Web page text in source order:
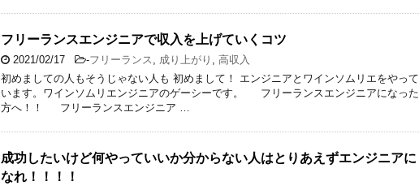
フリーランスエンジニアで収入を上げていくコツ
2021/02/17 -フリーランス , 成り上がり , 高収入
初めましての人もそうじゃない人も 初めまして！ エンジニアとワインソムリエをやって
います。ワインソムリエンジニアのゲーシーです。 フリーランスエンジニアになった
方へ！！ フリーランスエンジニア …
成功したいけど何やっていいか分からない人はとりあえずエンジニアに
なれ！！！！